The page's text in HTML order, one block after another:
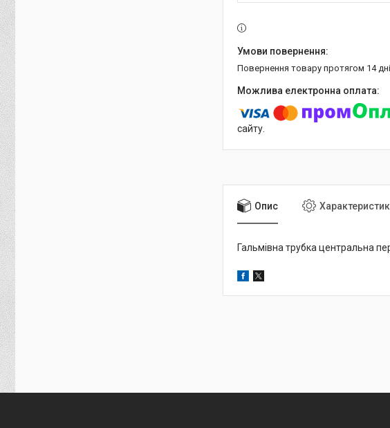
повернення товару протягом 14
сайту.
Опис
Гальмівна трубка центральна